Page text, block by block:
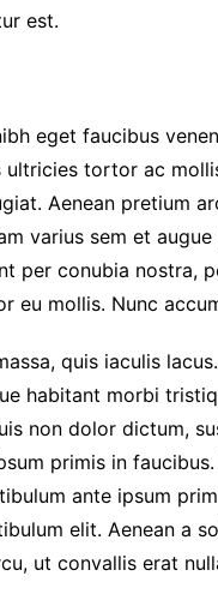
est.
eget faucibus
ultricies tortor ac
Aenean pretium
varius sem et
per conubia nostra,
eu mollis. Nunc
quis iaculis
habitant morbi
non dolor dictum,
primis in
ante ipsum
elit. Aenean a
ut convallis erat